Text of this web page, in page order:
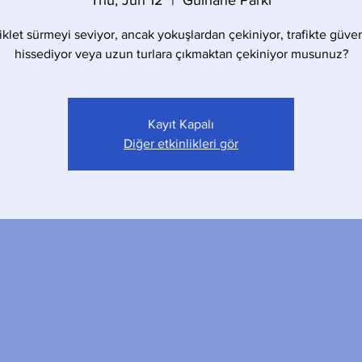
sürmeyi seviyor, ancak yokuşlardan çekiniyor, trafikte
hissediyor veya uzun turlara çıkmaktan çekiniyor musunuz?
Kayıt Kapalı
Diğer etkinlikleri gör